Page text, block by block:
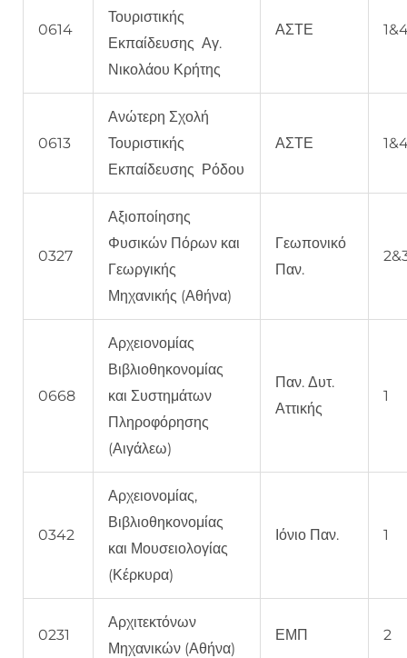
0614
Τουριστικής
Εκπαίδευσης Αγ.
Νικολάου Κρήτης
ΑΣΤΕ
0613
Ανώτερη Σχολή
Τουριστικής
Εκπαίδευσης Ρόδου
ΑΣΤΕ
0327
Αξιοποίησης
Φυσικών Πόρων και
Γεωργικής
Μηχανικής (Αθήνα)
Γεωπονικό
Παν.
0668
Αρχειονομίας
Βιβλιοθηκονομίας
και Συστημάτων
Πληροφόρησης
(Αιγάλεω)
Παν. Δυτ.
Αττικής
1
0342
Αρχειονομίας,
Βιβλιοθηκονομίας
και Μουσειολογίας
(Κέρκυρα)
Ιόνιο Παν. 1
0231
Αρχιτεκτόνων
Μηχανικών (Αθήνα)
ΕΜΠ 2